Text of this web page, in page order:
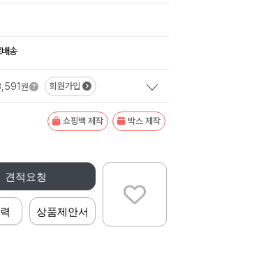
송
원 회원가입
쇼핑백 제작 박스 제작
견적요청
상품제안서